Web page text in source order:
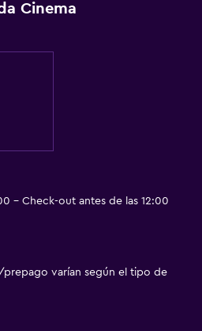
Cinema
- Check-out antes de las 12:00
varían según el tipo de